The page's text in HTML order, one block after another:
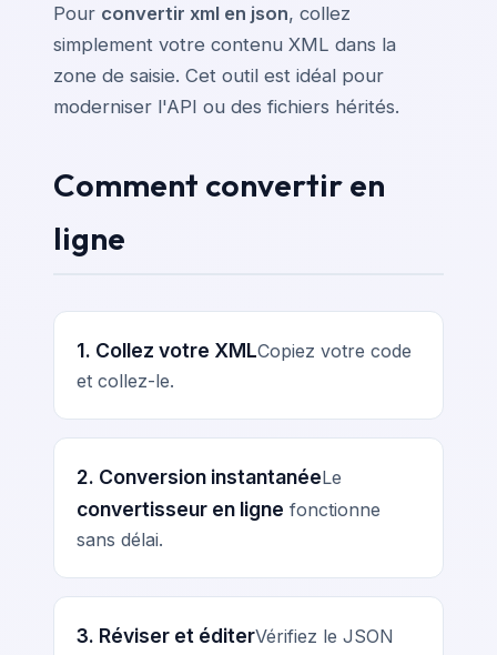
Pour convertir xml en json, collez
simplement votre contenu XML dans la
zone de saisie. Cet outil est idéal pour
moderniser l'API ou des fichiers hérités.
Comment convertir en
ligne
1. Collez votre XMLCopiez votre code
et collez-le.
2. Conversion instantanéeLe
convertisseur en ligne fonctionne
sans délai.
3. Réviser et éditerVérifiez le JSON